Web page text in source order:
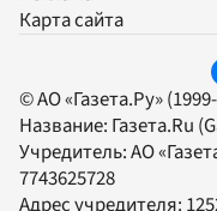
Карта сайта
© АО «Газета.Ру»
Название: Газета.Ru
Учредитель:АО
7743625728